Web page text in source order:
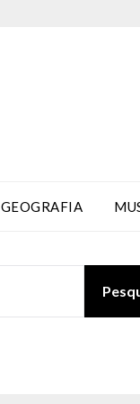
GEOGRAFIA